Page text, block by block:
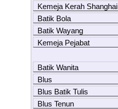
Kemeja Kerah Shanghai
Batik Bola
Batik Wayang
Kemeja Pejabat
Batik Wanita
Blus
Blus Batik Tulis
Blus Tenun